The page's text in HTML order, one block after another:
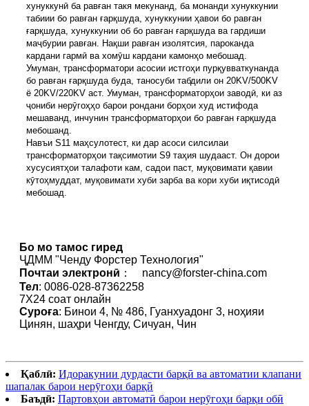
хунуккунӣ ба равған такя мекунанд, ба монанди хунуккунии
табиии бо равған ғарқшуда, хунуккунии ҳавои бо равған
ғарқшуда, хунуккунии об бо равған ғарқшуда ва гардиши
маҷбурии равған. Нақши равған изолятсия, пароканда
кардани гармӣ ва хомӯш кардани камонҳо мебошад.
Умуман, трансформатори асосии истгоҳи пурқувваткунанда
бо равған ғарқшуда буда, таносуби табдили он 20KV/500KV
ё 20KV/220KV аст. Умуман, трансформаторҳои заводӣ, ки аз
ҷониби нерӯгоҳҳо барои рондани борҳои худ истифода
мешаванд, инчунин трансформаторҳои бо равған ғарқшуда
мебошанд.
Навъи S11 маҳсулотест, ки дар асоси силсилаи
трансформаторҳои тақсимотии S9 таҳия шудааст. Он дорои
хусусиятҳои талафоти кам, садои паст, муқовимати қавии
кӯтоҳмуддат, муқовимати хуби зарба ва кори хуби иқтисодӣ
мебошад.
Бо мо тамос гиред
ҶДММ "Ченду Форстер Технология"
Почтаи электронӣ ： nancy@forster-china.com
Тел: 0086-028-87362258
7X24 соат онлайн
Суроға: Бинои 4, № 486, Гуанхуадонг 3, ноҳияи
Цинян, шаҳри Ченгду, Сичуан, Чин
Қаблӣ: Идоракунии дурдасти барқӣ ва автоматии клапани
шапалак барои нерӯгоҳи барқӣ
Баъдӣ: Партовҳои автоматӣ барои нерӯгоҳи барқи обӣ